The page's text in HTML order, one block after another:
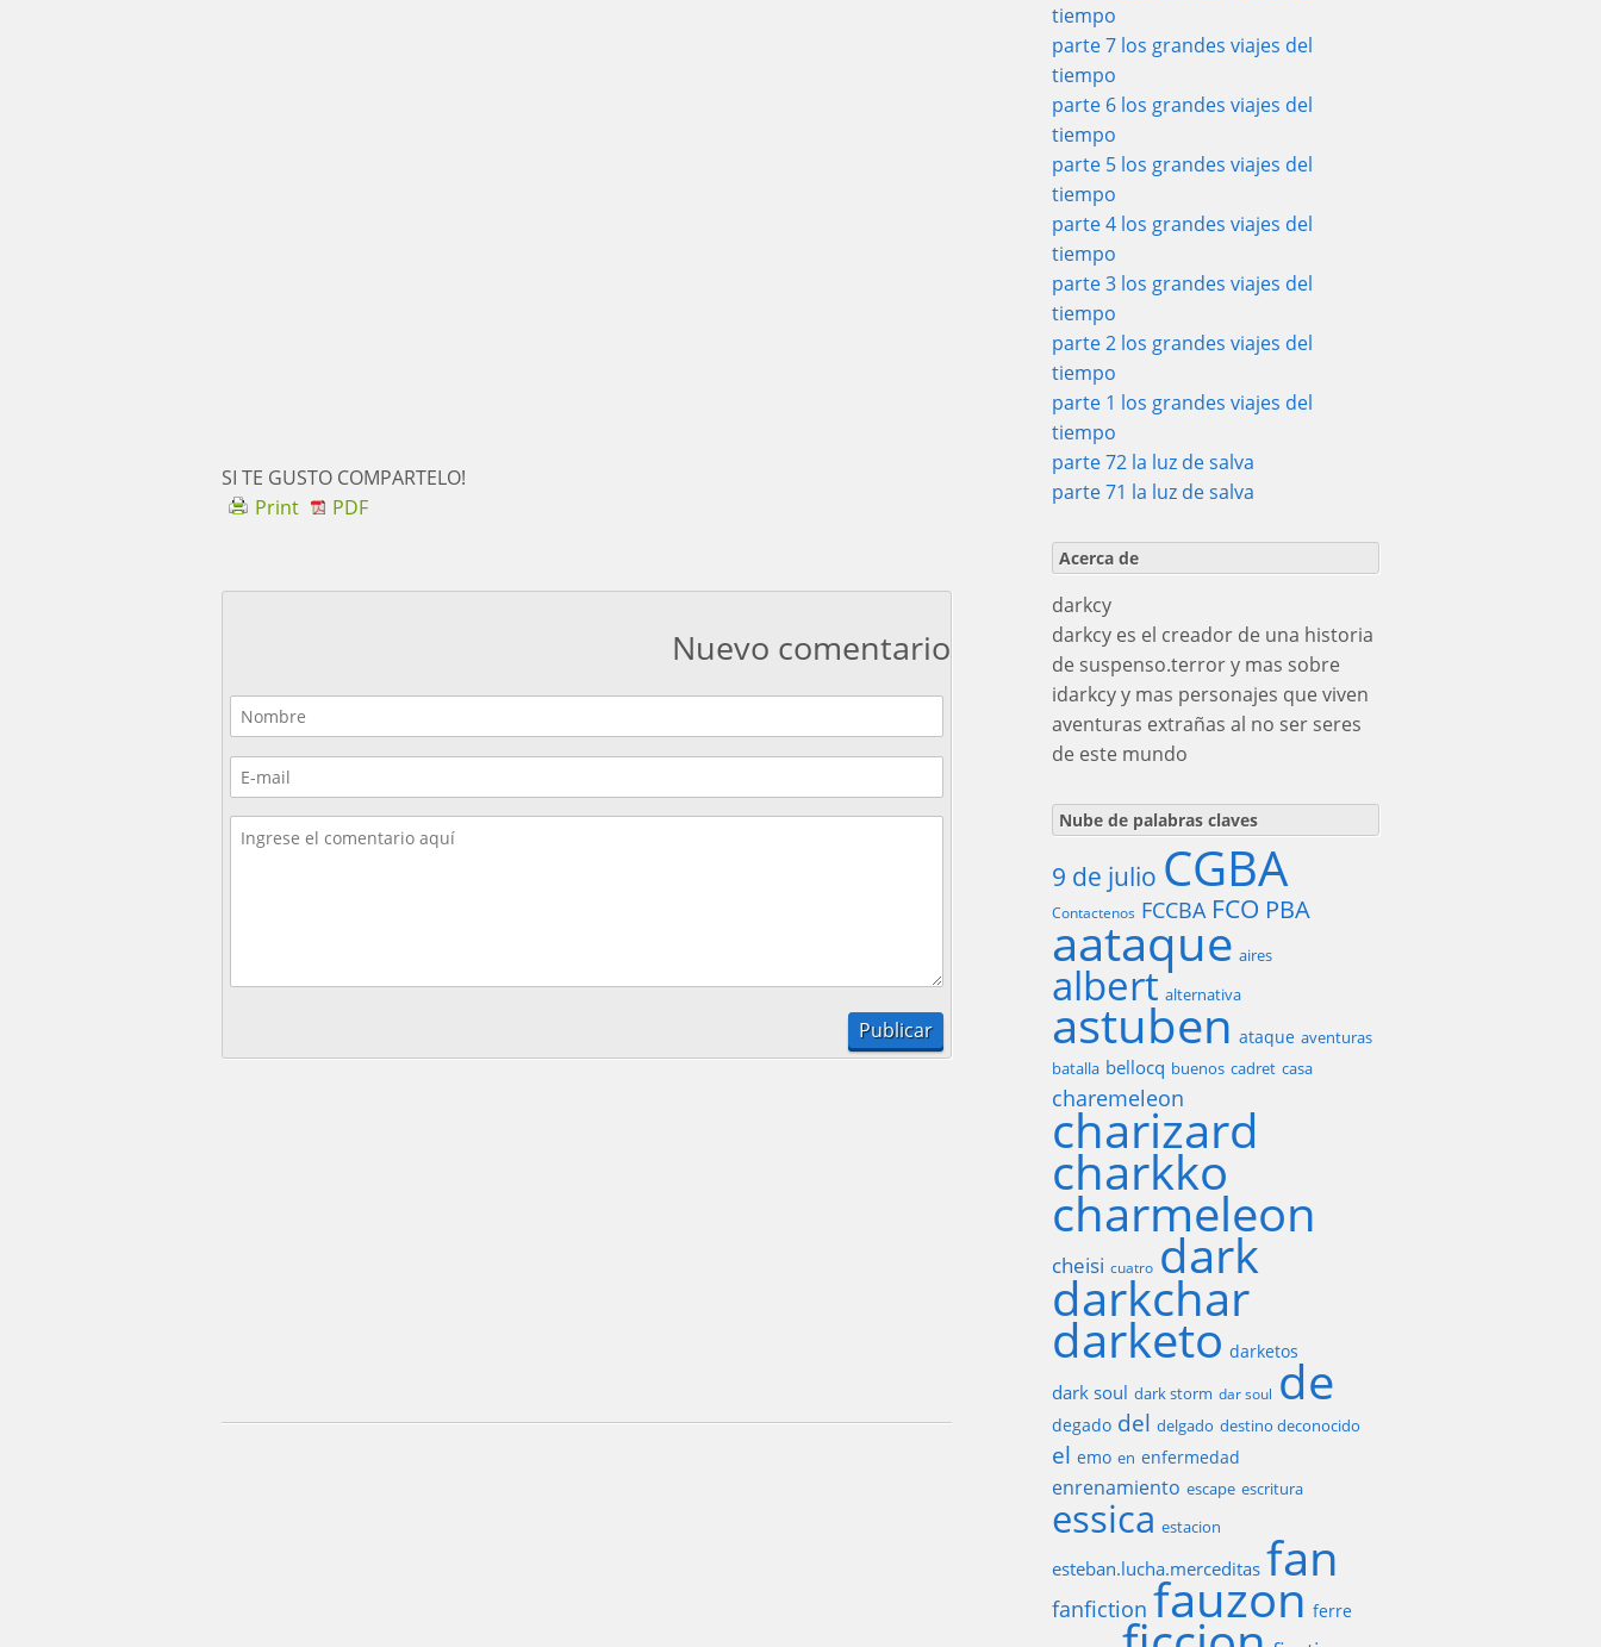
SI TE GUSTO COMPARTELO!
Print
PDF
Nuevo comentario
tiempo
parte 7 los grandes viajes del
tiempo
parte 6 los grandes viajes del
tiempo
parte 5 los grandes viajes del
tiempo
parte 4 los grandes viajes del
tiempo
parte 3 los grandes viajes del
tiempo
parte 2 los grandes viajes del
tiempo
parte 1 los grandes viajes del
tiempo
parte 72 la luz de salva
parte 71 la luz de salva
Acerca de
darkcy
darkcy es el creador de una historia
de suspenso.terror y mas sobre
idarkcy y mas personajes que viven
aventuras extrañas al no ser seres
de este mundo
Nube de palabras claves
9 de julio CGBA
Contactenos FCCBA FCO PBA
aataque aires
albert alternativa
astuben ataque aventuras
batalla bellocq buenos cadret casa
charemeleon
charizard
charkko
charmeleon
cheisi cuatro dark
darkchar
darketo darketos
dark soul dark storm dar soul de
degado del delgado destino deconocido
el emo en enfermedad
enrenamiento escape escritura
essica estacion
esteban.lucha.merceditas fan
fanfiction fauzon ferre